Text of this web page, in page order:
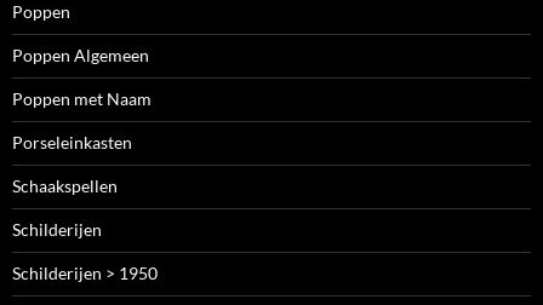
Poppen
Poppen Algemeen
Poppen met Naam
Porseleinkasten
Schaakspellen
Schilderijen
Schilderijen > 1950